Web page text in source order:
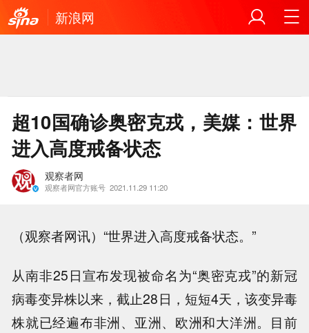
新浪网
超10国确诊奥密克戎，美媒：世界
进入高度戒备状态
观察者网
观察者网官方账号 2021.11.29 11:20
（观察者网讯）“世界进入高度戒备状态。”
从南非25日宣布发现被命名为“奥密克戎”的新冠
病毒变异株以来，截止28日，短短4天，该变异毒
株就已经遍布非洲、亚洲、欧洲和大洋洲。目前